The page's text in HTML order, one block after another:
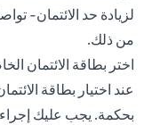
لزيادة حد الائتمان-
من ذلك.
اختر بطاقة الائتمان
عند اختيار بطاقة
بحكمة. يجب عليك إجراء